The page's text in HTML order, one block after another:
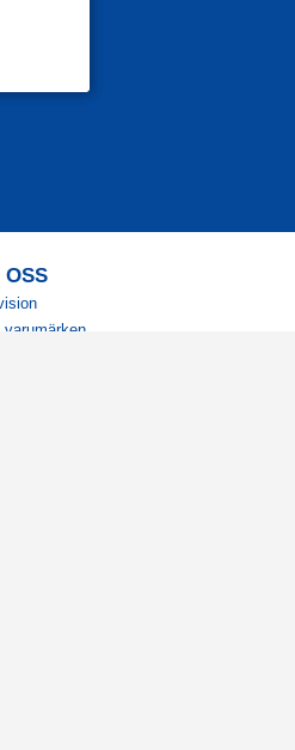
OSS
varumärken